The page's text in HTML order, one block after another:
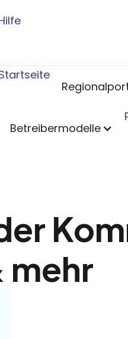
Betreibermodelle
mehr